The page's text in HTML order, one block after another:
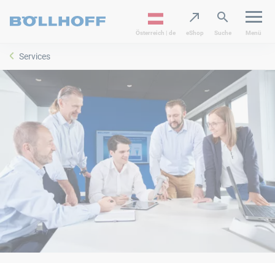
Österreich | de eShop Suche Menü
Services